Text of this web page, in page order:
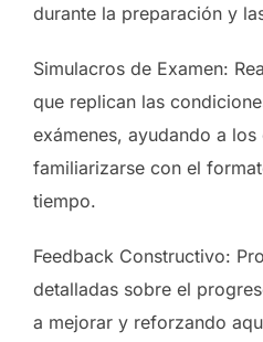
durante la preparación y
Simulacros de Examen:
que replican las
exámenes, ayudando a
familiarizarse con el
tiempo.
Feedback Constructivo:
detalladas sobre el
a mejorar y reforzando